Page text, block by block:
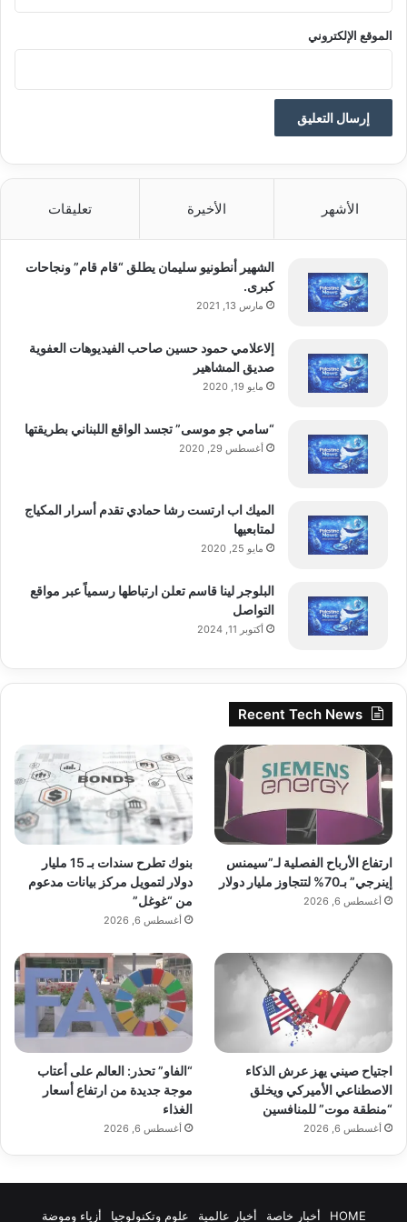
الموقع الإلكتروني
الأشهر الأخيرة تعليقات
الشهير أنطونيو سليمان يطلق “قام قام” ونجاحات
كبرى.
مارس 13, 2021
إلاعلامي حمود حسين صاحب الفيديوهات العفوية
صديق المشاهير
مايو 19, 2020
“سامي جو موسى” تجسد الواقع اللبناني بطريقتها
أغسطس 29, 2020
الميك اب ارتست رشا حمادي تقدم أسرار المكياج
لمتابعيها
مايو 25, 2020
البلوجر لينا قاسم تعلن ارتباطها رسمياً عبر مواقع
التواصل
أكتوبر 11, 2024
Recent Tech News
ارتفاع الأرباح الفصلية لـ”سيمنس
إينرجي” بـ70% لتتجاوز مليار دولار
أغسطس 6, 2026
بنوك تطرح سندات بـ 15 مليار
دولار لتمويل مركز بيانات مدعوم
من “غوغل”
أغسطس 6, 2026
اجتياح صيني يهز عرش الذكاء
الاصطناعي الأميركي ويخلق
“منطقة موت” للمنافسين
أغسطس 6, 2026
“الفاو” تحذر: العالم على أعتاب
موجة جديدة من ارتفاع أسعار
الغذاء
أغسطس 6, 2026
HOME أخبار خاصة أخبار عالمية علوم وتكنولوجيا أزياء وموضة